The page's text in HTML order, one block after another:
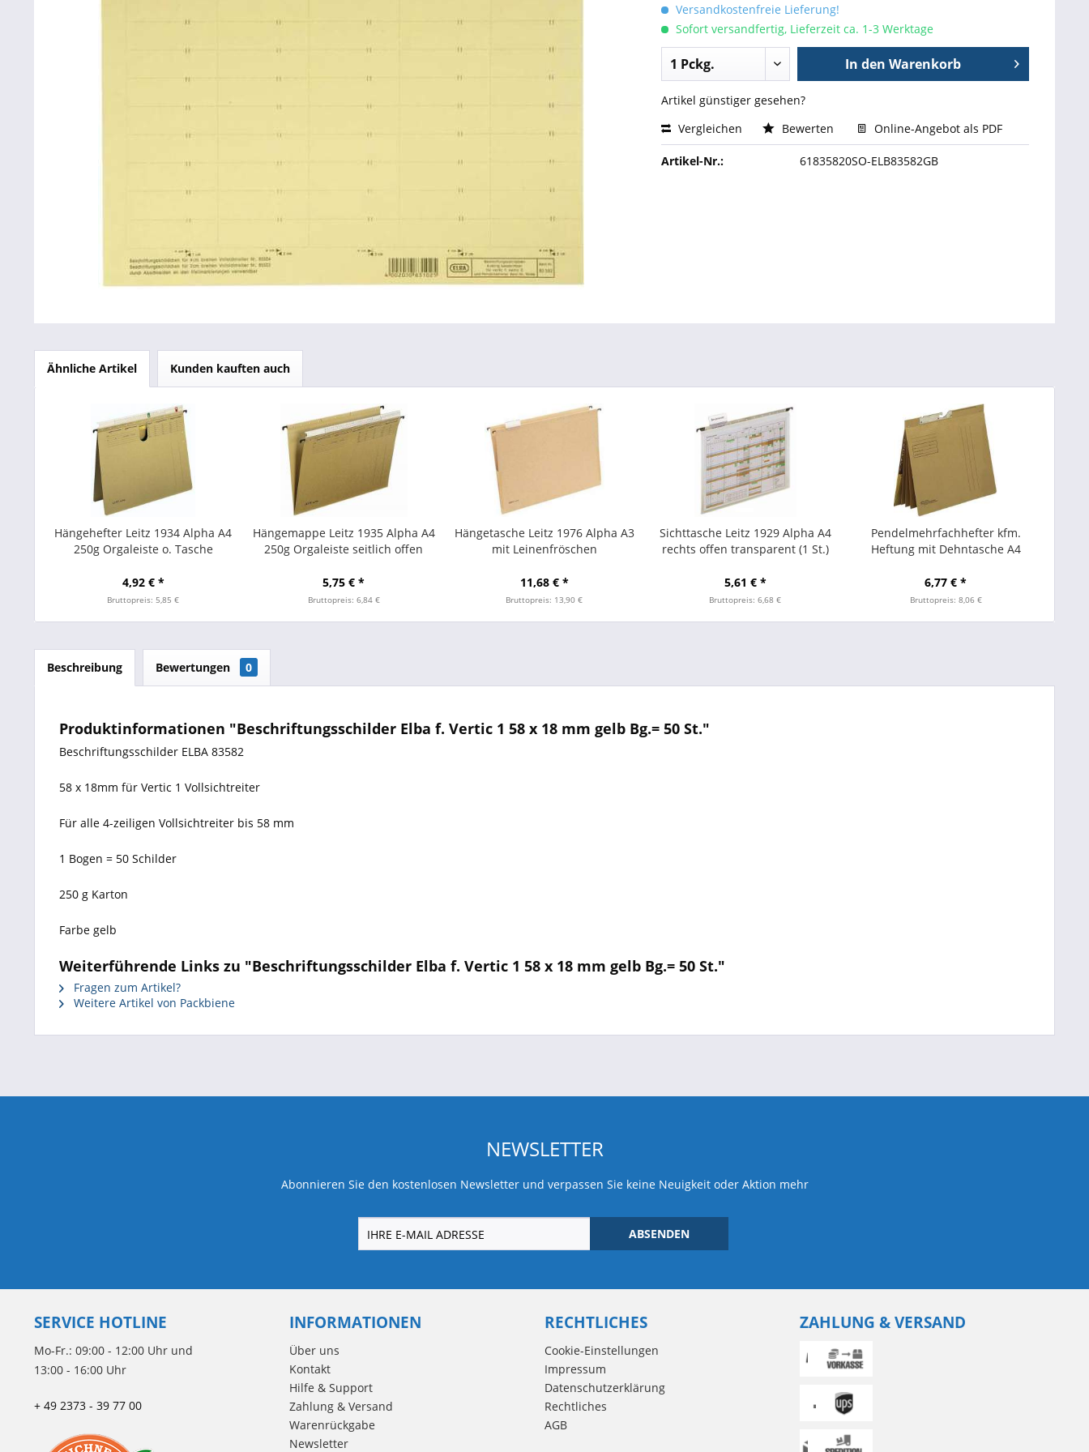
Versandkostenfreie Lieferung!
Sofort versandfertig, Lieferzeit ca. 1-3 Werktage
In den Warenkorb
Artikel günstiger gesehen?
Vergleichen
Bewerten Online-Angebot als PDF
Artikel-Nr.: 61835820SO-ELB83582GB
Ähnliche Artikel Kunden kauften auch
Hängehefter Leitz 1934 Alpha A4
250g Orgaleiste o. Tasche
4,92 € *
Bruttopreis: 5,85 €
Hängemappe Leitz 1935 Alpha A4
250g Orgaleiste seitlich offen
5,75 € *
Bruttopreis: 6,84 €
Hängetasche Leitz 1976 Alpha A3
mit Leinenfröschen
11,68 € *
Bruttopreis: 13,90 €
Sichttasche Leitz 1929 Alpha A4
rechts offen transparent (1 St.)
5,61 € *
Bruttopreis: 6,68 €
Pendelmehrfachhefter kfm.
Heftung mit Dehntasche A4
6,77 € *
Bruttopreis: 8,06 €
Beschreibung Bewertungen 0
Produktinformationen "Beschriftungsschilder Elba f. Vertic 1 58 x 18 mm gelb Bg.= 50 St."
Beschriftungsschilder ELBA 83582
58 x 18mm für Vertic 1 Vollsichtreiter
Für alle 4-zeiligen Vollsichtreiter bis 58 mm
1 Bogen = 50 Schilder
250 g Karton
Farbe gelb
Weiterführende Links zu "Beschriftungsschilder Elba f. Vertic 1 58 x 18 mm gelb Bg.= 50 St."
Fragen zum Artikel?
Weitere Artikel von Packbiene
NEWSLETTER
Abonnieren Sie den kostenlosen Newsletter und verpassen Sie keine Neuigkeit oder Aktion mehr
ABSENDEN
SERVICE HOTLINE
Mo-Fr.: 09:00 - 12:00 Uhr und
13:00 - 16:00 Uhr
+ 49 2373 - 39 77 00
INFORMATIONEN
Über uns
Kontakt
Hilfe & Support
Zahlung & Versand
Warenrückgabe
Newsletter
RECHTLICHES
Cookie-Einstellungen
Impressum
Datenschutzerklärung
Rechtliches
AGB
ZAHLUNG & VERSAND